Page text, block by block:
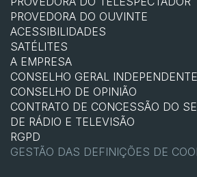
PROVEDORA DO OUVINTE
ACESSIBILIDADES
SATÉLITES
A EMPRESA
CONSELHO GERAL INDEPENDENTE
CONSELHO DE OPINIÃO
CONTRATO DE CONCESSÃO DO
DE RÁDIO E TELEVISÃO
RGPD
GESTÃO DAS DEFINIÇÕES DE